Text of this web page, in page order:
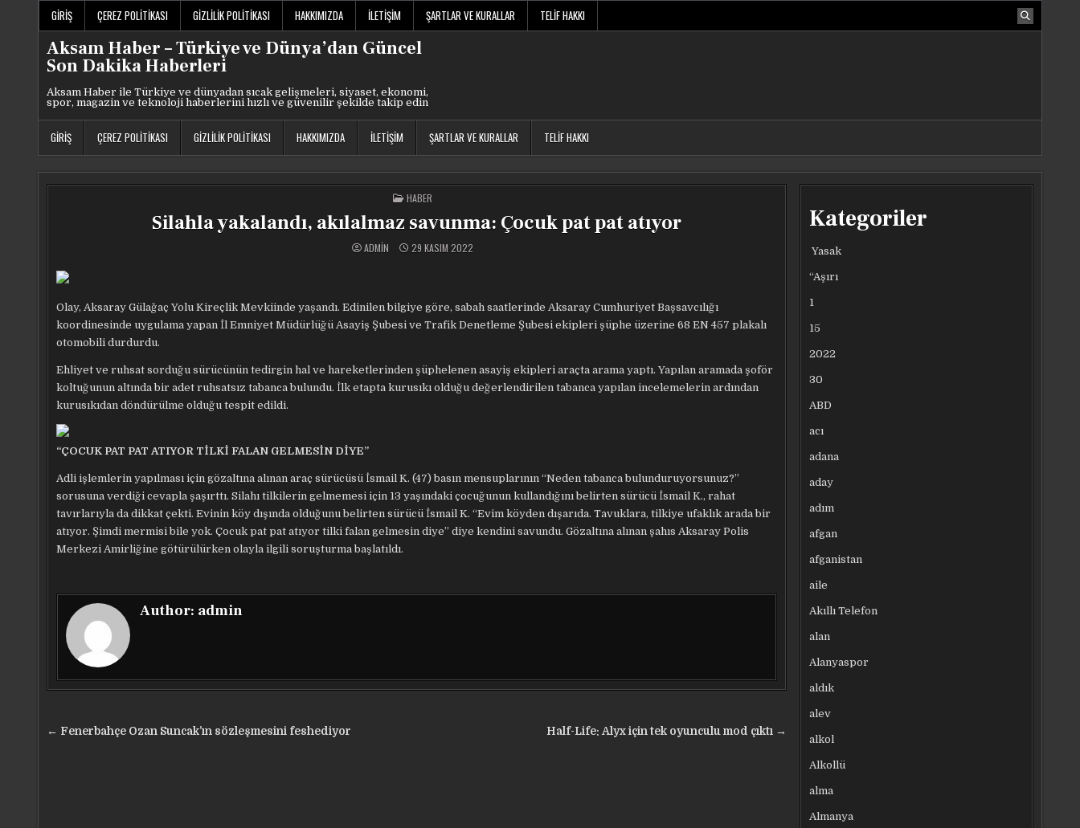
GIRIŞ ÇEREZ POLITIKASI GIZLILIK POLITIKASI HAKKIMIZDA İLETIŞIM ŞARTLAR VE KURALLAR TELIF HAKKI
Aksam Haber – Türkiye ve Dünya’dan Güncel
Son Dakika Haberleri
Aksam Haber ile Türkiye ve dünyadan sıcak gelişmeleri, siyaset, ekonomi,
spor, magazin ve teknoloji haberlerini hızlı ve güvenilir şekilde takip edin
GIRIŞ ÇEREZ POLITIKASI GIZLILIK POLITIKASI HAKKIMIZDA İLETIŞIM ŞARTLAR VE KURALLAR TELIF HAKKI
POSTED
IN
HABER
Silahla yakalandı, akılalmaz savunma: Çocuk pat pat atıyor
ADMIN 29 KASIM 2022
Olay, Aksaray Gülağaç Yolu Kireçlik Mevkiinde yaşandı. Edinilen bilgiye göre, sabah saatlerinde Aksaray Cumhuriyet Başsavcılığı
koordinesinde uygulama yapan İl Emniyet Müdürlüğü Asayiş Şubesi ve Trafik Denetleme Şubesi ekipleri şüphe üzerine 68 EN 457 plakalı
otomobili durdurdu.
Ehliyet ve ruhsat sorduğu sürücünün tedirgin hal ve hareketlerinden şüphelenen asayiş ekipleri araçta arama yaptı. Yapılan aramada şoför
koltuğunun altında bir adet ruhsatsız tabanca bulundu. İlk etapta kurusıkı olduğu değerlendirilen tabanca yapılan incelemelerin ardından
kurusıkıdan döndürülme olduğu tespit edildi.
“ÇOCUK PAT PAT ATIYOR TİLKİ FALAN GELMESİN DİYE”
Adli işlemlerin yapılması için gözaltına alınan araç sürücüsü İsmail K. (47) basın mensuplarının “Neden tabanca bulunduruyorsunuz?”
sorusuna verdiği cevapla şaşırttı. Silahı tilkilerin gelmemesi için 13 yaşındaki çocuğunun kullandığını belirten sürücü İsmail K., rahat
tavırlarıyla da dikkat çekti. Evinin köy dışında olduğunu belirten sürücü İsmail K. “Evim köyden dışarıda. Tavuklara, tilkiye ufaklık arada bir
atıyor. Şimdi mermisi bile yok. Çocuk pat pat atıyor tilki falan gelmesin diye” diye kendini savundu. Gözaltına alınan şahıs Aksaray Polis
Merkezi Amirliğine götürülürken olayla ilgili soruşturma başlatıldı.
Author: admin
Yazı Half-Life: Alyx için tek oyunculu mod çıktı →
← Fenerbahçe Ozan Suncak’ın sözleşmesini feshediyor
Kategoriler
Yasak
“Aşırı
1
15
2022
30
ABD
acı
adana
aday
adım
afgan
afganistan
aile
Akıllı Telefon
alan
Alanyaspor
aldık
alev
alkol
Alkollü
alma
Almanya